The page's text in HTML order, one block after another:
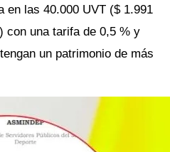
en las 40.000 UVT ($ 1.991
con una tarifa de 0,5 % y
un patrimonio de más